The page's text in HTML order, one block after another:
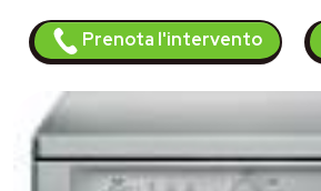
Prenota l'intervento